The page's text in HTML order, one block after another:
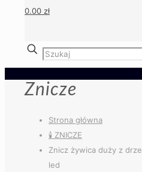
0.00 zł
Znicze
Strona główna
🕯️ ZNICZE
Znicz żywica duży z
led